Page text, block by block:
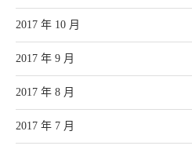
2017 年 10 月
2017 年 9 月
2017 年 8 月
2017 年 7 月